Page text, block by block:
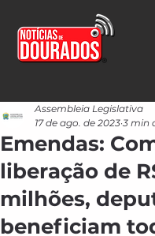
Emendas:
liberação de
milhões,
beneficiam
Assembleia Legislativa
17 de ago. de 2023 3 min